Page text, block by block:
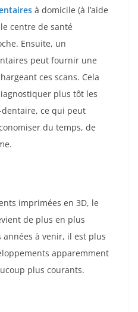
à domicile (à l’aide
centre de santé
Ensuite, un
peut fournir une
ces scans. Cela
plus tôt les
ce qui peut
du temps, de
imprimées en 3D, le
de plus en plus
à venir, il est plus
apparemment
plus courants.